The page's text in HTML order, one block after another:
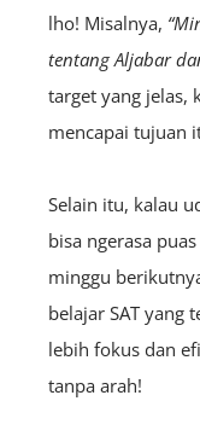
lho! Misalnya,
tentang Aljabar
target yang jelas,
mencapai tujuan
Selain itu, kalau
bisa ngerasa
minggu
belajar SAT yang
lebih fokus dan
tanpa arah!